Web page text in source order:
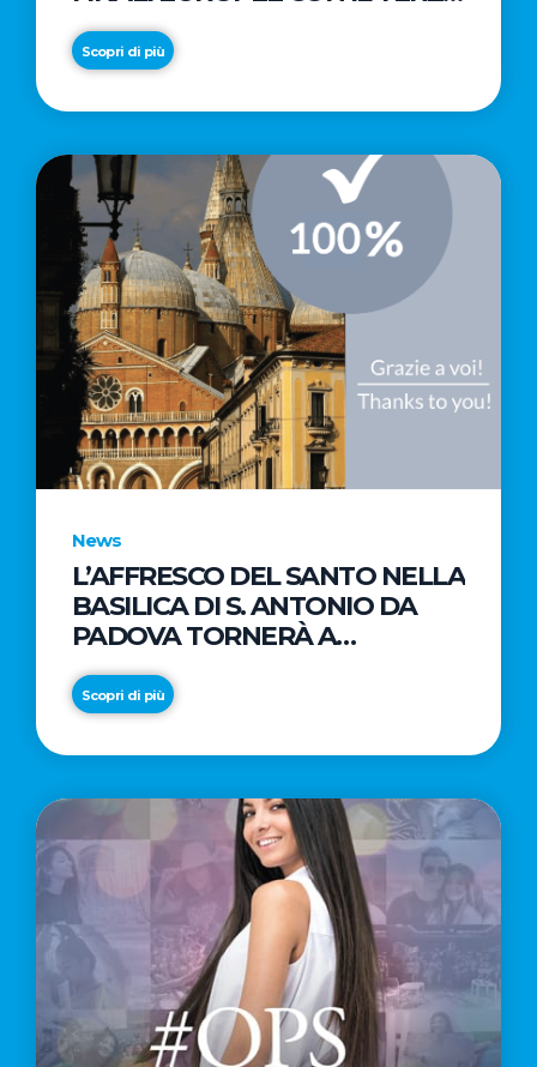
POSTO DI GIORGIO MANGANO
Scopri di più
News
L’AFFRESCO DEL SANTO NELLA
BASILICA DI S. ANTONIO DA
PADOVA TORNERÀ A
SPLENDERE
Scopri di più